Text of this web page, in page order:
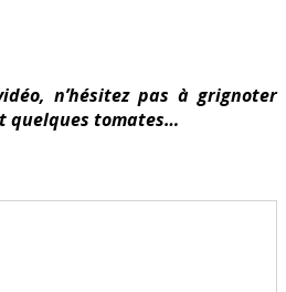
n’hésitez pas à grignoter
quelques tomates…